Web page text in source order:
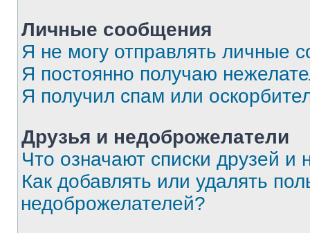
Личные сообщения
Я не могу отправлять личные
Я постоянно получаю
Я получил спам или
Друзья и недоброжелатели
Что означают списки друзей и
Как добавлять или удалять
недоброжелателей?